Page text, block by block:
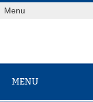
Skip
toMenu
MENU